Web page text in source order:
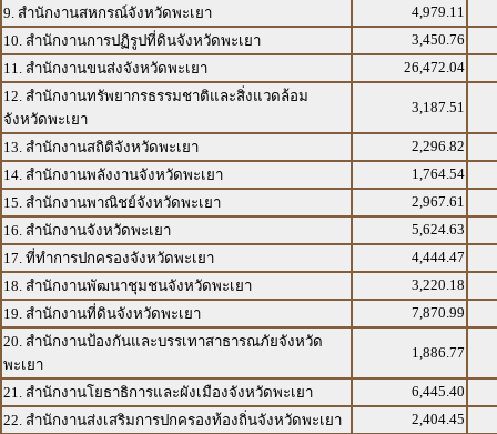
9. สำนักงานสหกรณ์จังหวัดพะเยา
4,979.11
10. สำนักงานการปฏิรูปที่ดินจังหวัดพะเยา
3,450.76
11. สำนักงานขนส่งจังหวัดพะเยา
26,472.04
12. สำนักงานทรัพยากรธรรมชาติและสิ่งแวดล้อม
จังหวัดพะเยา
3,187.51
13. สำนักงานสถิติจังหวัดพะเยา
2,296.82
14. สำนักงานพลังงานจังหวัดพะเยา
1,764.54
15. สำนักงานพาณิชย์จังหวัดพะเยา
2,967.61
16. สำนักงานจังหวัดพะเยา
5,624.63
17. ที่ทำการปกครองจังหวัดพะเยา
4,444.47
18. สำนักงานพัฒนาชุมชนจังหวัดพะเยา
3,220.18
19. สำนักงานที่ดินจังหวัดพะเยา
7,870.99
20. สำนักงานป้องกันและบรรเทาสาธารณภัยจังหวัด
พะเยา
1,886.77
21. สำนักงานโยธาธิการและผังเมืองจังหวัดพะเยา
6,445.40
22. สำนักงานส่งเสริมการปกครองท้องถิ่นจังหวัดพะเยา
2,404.45